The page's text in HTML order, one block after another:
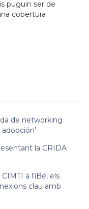
puguin ser de
cobertura
de networking
la CRIDA
a l’iBé, els
clau amb